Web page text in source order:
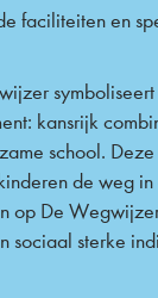
faciliteiten en
kansrijk
school.
de weg
op De
sociaal sterke